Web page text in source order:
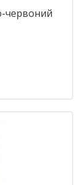
червоний